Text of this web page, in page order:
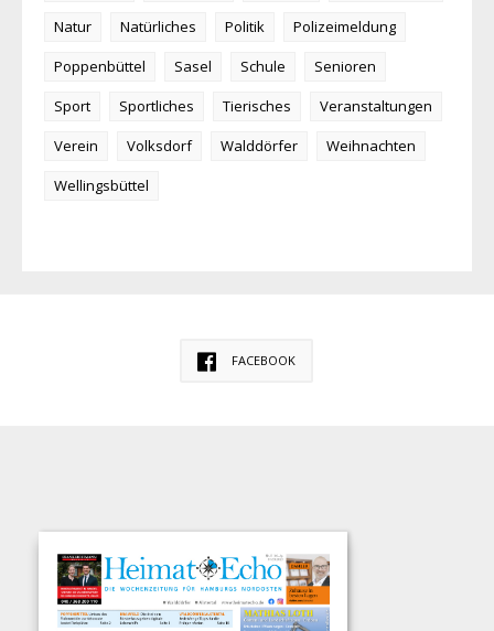
Natur
Natürliches Politik
Polizeimeldung
Poppenbüttel
Sasel Schule
Senioren
Sport
Sportliches Tierisches
Veranstaltungen
Verein
Volksdorf Walddörfer
Weihnachten
Wellingsbüttel
FACEBOOK